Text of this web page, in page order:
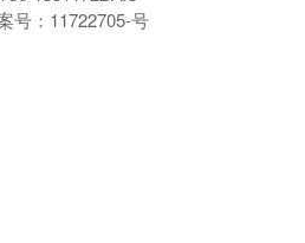
号：11722705-号